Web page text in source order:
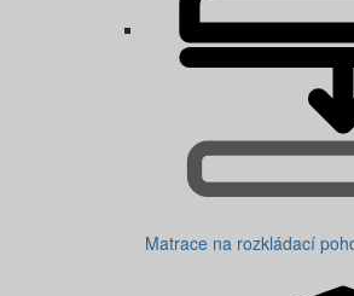
Matrace na rozkládací